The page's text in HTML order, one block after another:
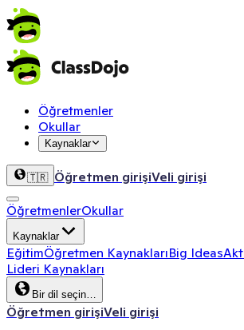
Öğretmenler
Okullar
Kaynaklar
🇹🇷 Öğretmen girişiVeli girişi
ÖğretmenlerOkullar
Kaynaklar
EğitimÖğretmen KaynaklarıBig Ideas
Lideri Kaynakları
Bir dil seçin…
Öğretmen girişiVeli girişi